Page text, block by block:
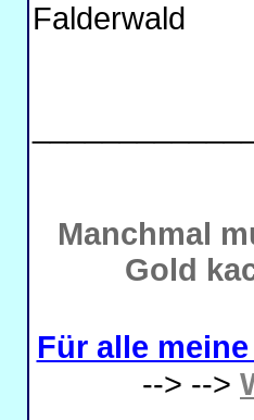
Falderwald
Manchmal
Gold
Für alle
--> -->